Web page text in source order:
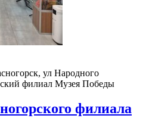
ул Народного
филиал Музея Победы
филиала